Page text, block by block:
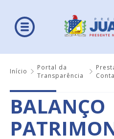
Início
Portal da
Transparência
BALANÇO